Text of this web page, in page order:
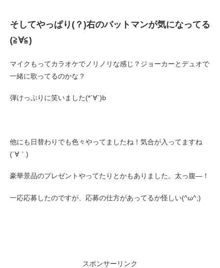
そしてやっぱり(？)右のバットマンが気になってる
(≧∀≦)
マイクもってカラオケでノリノリな感じ？ジョーカーとデュオで
一緒に歌ってるのかな？
弾けっぷりに笑いました(*´∀`)b
他にも日替わりでも色々やってましたね！気合が入ってますね
(´∀｀)
豪華景品のプレゼントやってたりとかもありました。太っ腹―！
一応応募したのですが、応募の仕方があってるか怪しい(^ω^;)
スポンサーリンク